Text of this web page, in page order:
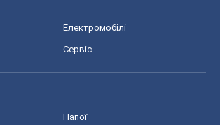
Електромобілі
Сервіс
Напої